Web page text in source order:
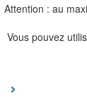
Attention : au
Vous pouvez